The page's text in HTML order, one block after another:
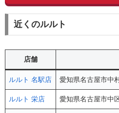
近くのルルト
店舗
ルルト 名駅店 愛知県名古屋市中
ルルト 栄店 愛知県名古屋市中